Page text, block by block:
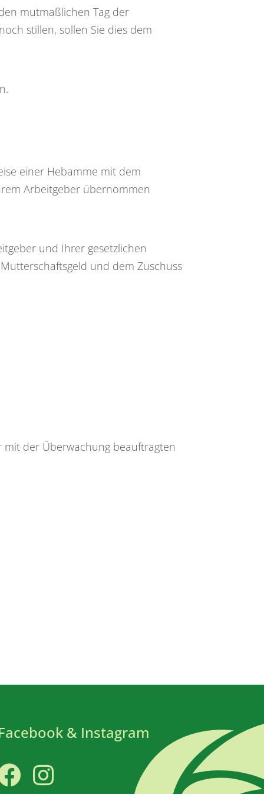
mutmaßlichen Tag der
stillen, sollen Sie dies dem
einer Hebamme mit dem
Arbeitgeber übernommen
und Ihrer gesetzlichen
und dem Zuschuss
der Überwachung beauftragten
& Instagram